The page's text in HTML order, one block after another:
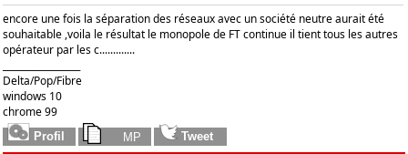
encore une fois la séparation des réseaux avec un société neutre aurait été
souhaitable ,voila le résultat le monopole de FT continue il tient tous les autres
opérateur par les c.............
Delta/Pop/Fibre
windows 10
chrome 99